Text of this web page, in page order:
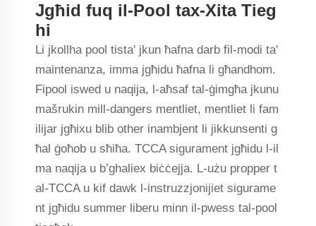
Jgħid fuq il-Pool tax-Xita Tieg
hi
Li jkollha pool tista' jkun ħafna darb fil-modi ta'
maintenanza, imma jgħidu ħafna li għandhom.
Fipool iswed u naqija, l-aħsaf tal-ġimgħa jkunu
mašrukin mill-dangers mentliet, mentliet li fam
ilijar jgħixu blib other inambjent li jikkunsenti g
ħal ġoħob u sħiħa. TCCA sigurament jgħidu l-il
ma naqija u b’ghaliex biċċejja. L-użu propper t
al-TCCA u kif dawk l-instruzzjonijiet sigurame
nt jgħidu summer liberu minn il-pwess tal-pool